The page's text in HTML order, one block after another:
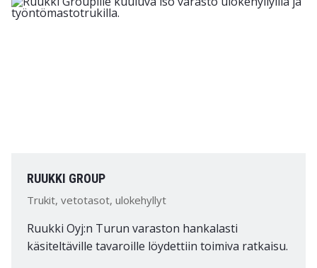
RUUKKI GROUP
Trukit, vetotasot, ulokehyllyt
Ruukki Oyj:n Turun varaston hankalasti
käsiteltäville tavaroille löydettiin toimiva ratkaisu.